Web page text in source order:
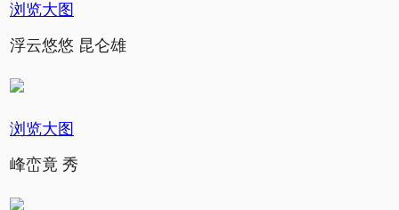
浏览大图
浮云悠悠 昆仑雄
浏览大图
峰峦竟 秀